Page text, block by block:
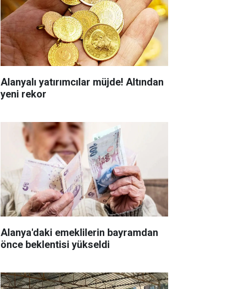
Alanyalı yatırımcılar müjde! Altından
yeni rekor
Alanya'daki emeklilerin bayramdan
önce beklentisi yükseldi